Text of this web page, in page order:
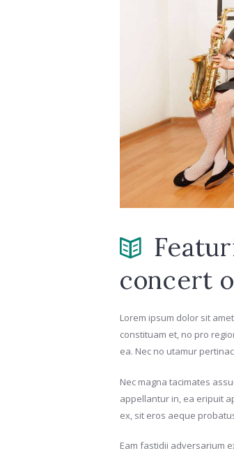
concert
Lorem ipsum dolor sit
constituam et, no pro
ea. Nec no utamur
Nec magna tacimates
appellantur in, ea eripuit
ex, sit eros aeque
Eam fastidii adversarium